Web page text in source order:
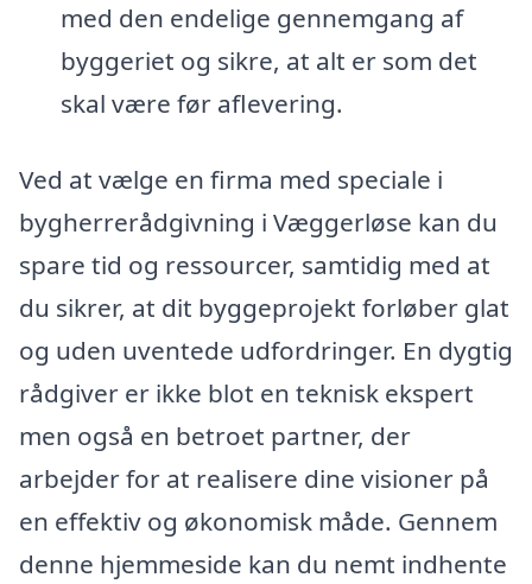
med den endelige gennemgang af
byggeriet og sikre, at alt er som det
skal være før aflevering.
Ved at vælge en firma med speciale i
bygherrerådgivning i Væggerløse kan du
spare tid og ressourcer, samtidig med at
du sikrer, at dit byggeprojekt forløber glat
og uden uventede udfordringer. En dygtig
rådgiver er ikke blot en teknisk ekspert
men også en betroet partner, der
arbejder for at realisere dine visioner på
en effektiv og økonomisk måde. Gennem
denne hjemmeside kan du nemt indhente